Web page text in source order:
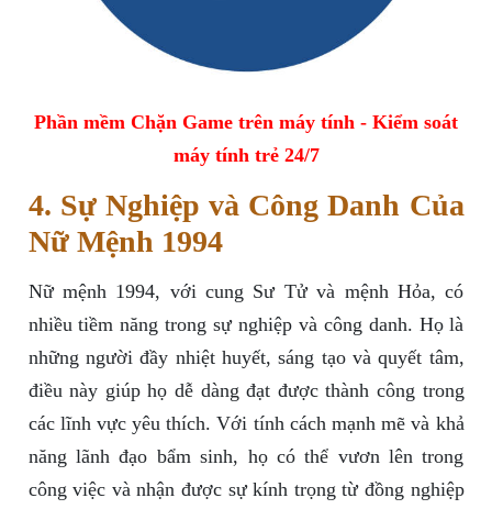
Phần mềm Chặn Game trên máy tính - Kiểm soát
máy tính trẻ 24/7
4. Sự Nghiệp và Công Danh Của
Nữ Mệnh 1994
Nữ mệnh 1994, với cung Sư Tử và mệnh Hỏa, có
nhiều tiềm năng trong sự nghiệp và công danh. Họ là
những người đầy nhiệt huyết, sáng tạo và quyết tâm,
điều này giúp họ dễ dàng đạt được thành công trong
các lĩnh vực yêu thích. Với tính cách mạnh mẽ và khả
năng lãnh đạo bẩm sinh, họ có thể vươn lên trong
công việc và nhận được sự kính trọng từ đồng nghiệp